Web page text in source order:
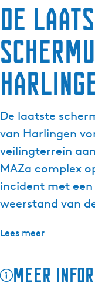
De
De laatste
van Harlingen
veilingterrein
MAZa complex
incident met
weerstand van
Lees meer
Meer